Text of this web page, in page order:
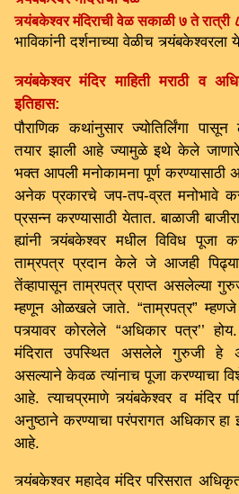
त्र्यंबकेश्वर मंदिराची वेळ सकाळी ७ ते
भाविकांनी दर्शनाच्या वेळीच
त्र्यंबकेश्वर मंदिर माहिती मराठी व
इतिहास:
पौराणिक कथांनुसार ज्योतिर्लिंगा
तयार झाली आहे ज्यामुळे इथे केले
भक्त आपली मनोकामना पूर्ण करण्यासाठी
अनेक प्रकारचे जप-तप-व्रत मनोभावे
प्रसन्न करण्यासाठी येतात. बाळाजी
ह्यांनी त्र्यंबकेश्वर मधील विविध पूजा
ताम्रपत्र प्रदान केले जे आजही
तेंव्हापासून ताम्रपत्र प्राप्त असलेल्या
म्हणून ओळखले जाते. “ताम्रपत्र” म्हणजे
पत्र्यावर कोरलेले “अधिकार पत्र’’
मंदिरात उपस्थित असलेले गुरुजी हे
असल्याने केवळ त्यांनाच पूजा करण्याचा
आहे. त्याचप्रमाणे त्र्यंबकेश्वर व मंदिर
अनुष्ठाने करण्याचा परंपरागत अधिकार
आहे.
त्र्यंबकेश्वर महादेव मंदिर परिसरात